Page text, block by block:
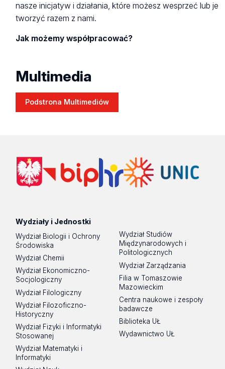
nasze inicjatyw i działania, które możesz wesprzeć lub je
tworzyć razem z nami.
Jak możemy współpracować?
Multimedia
Podstrona Multimediów
Wydziały i Jednostki
Wydział Biologii i Ochrony
Środowiska
Wydział Chemii
Wydział Ekonomiczno-
Socjologiczny
Wydział Filologiczny
Wydział Filozoficzno-
Historyczny
Wydział Fizyki i Informatyki
Stosowanej
Wydział Matematyki i
Informatyki
Wydział Studiów
Międzynarodowych i
Politologicznych
Wydział Zarządzania
Filia w Tomaszowie
Mazowieckim
Centra naukowe i zespoły
badawcze
Biblioteka UŁ
Wydawnictwo UŁ